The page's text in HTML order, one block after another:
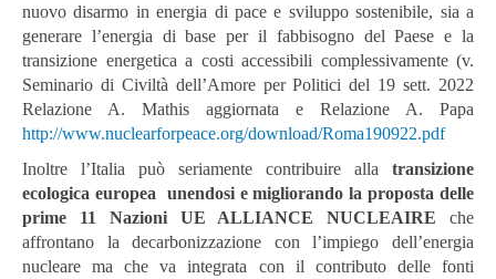
nuovo disarmo in energia di pace e sviluppo sostenibile, sia a
generare l’energia di base per il fabbisogno del Paese e la
transizione energetica a costi accessibili complessivamente (v.
Seminario di Civiltà dell’Amore per Politici del 19 sett. 2022
Relazione A. Mathis aggiornata e Relazione A. Papa
http://www.nuclearforpeace.org/download/Roma190922.pdf
Inoltre l’Italia può seriamente contribuire alla transizione
ecologica europea unendosi e migliorando la proposta delle
prime 11 Nazioni UE ALLIANCE NUCLEAIRE che
affrontano la decarbonizzazione con l’impiego dell’energia
nucleare ma che va integrata con il contributo delle fonti